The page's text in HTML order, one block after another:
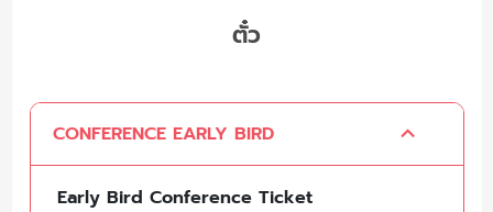
ตั๋ว
CONFERENCE EARLY BIRD
Early Bird Conference Ticket